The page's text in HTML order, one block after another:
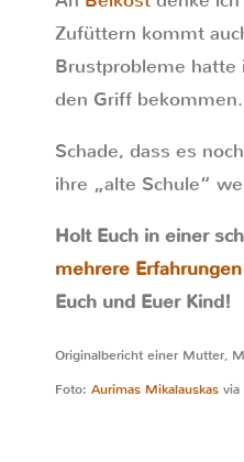
Zufüttern kommt
Brustprobleme hatte
den Griff bekommen.
Schade, dass es
ihre „alte Schule“
Holt Euch in einer
mehrere
Euch und Euer Kind!
Originalbericht einer Mutter,
Foto: Aurimas Mikalauskas via